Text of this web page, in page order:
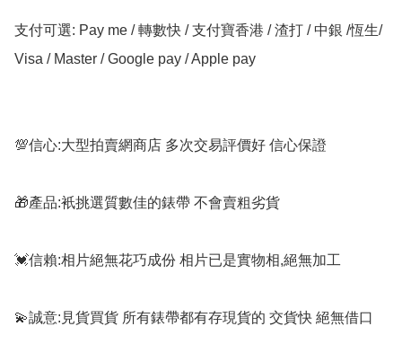
支付可選: Pay me / 轉數快 / 支付寶香港 / 渣打 / 中銀 /恆生/
Visa / Master / Google pay / Apple pay
💯信心:大型拍賣網商店 多次交易評價好 信心保證
🎁產品:衹挑選質數佳的錶帶 不會賣粗劣貨
💓信賴:相片絕無花巧成份 相片已是實物相,絕無加工
💫誠意:見貨買貨 所有錶帶都有存現貨的 交貨快 絕無借口